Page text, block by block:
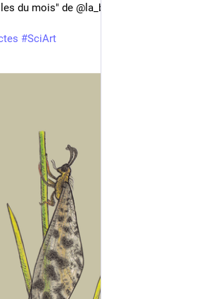
du mois" de @la_bestiologie.
#SciArt